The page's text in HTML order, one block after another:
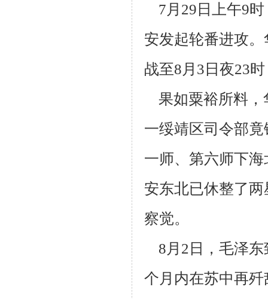
7月29日上午9时
安发起轮番进攻
战至8月3日夜23
果如粟裕所料，
一绥靖区司令部
一师、第六师下海
安东北已休整了
察觉。
8月2日，毛泽东
个月内在苏中再